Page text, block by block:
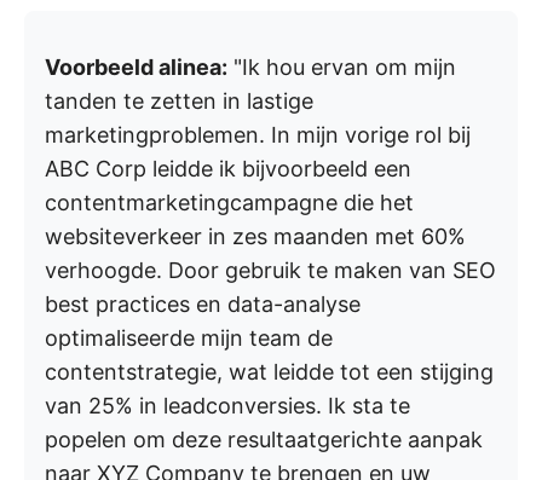
Voorbeeld alinea: "Ik hou ervan om mijn
tanden te zetten in lastige
marketingproblemen. In mijn vorige rol bij
ABC Corp leidde ik bijvoorbeeld een
contentmarketingcampagne die het
websiteverkeer in zes maanden met 60%
verhoogde. Door gebruik te maken van SEO
best practices en data-analyse
optimaliseerde mijn team de
contentstrategie, wat leidde tot een stijging
van 25% in leadconversies. Ik sta te
popelen om deze resultaatgerichte aanpak
naar XYZ Company te brengen en uw